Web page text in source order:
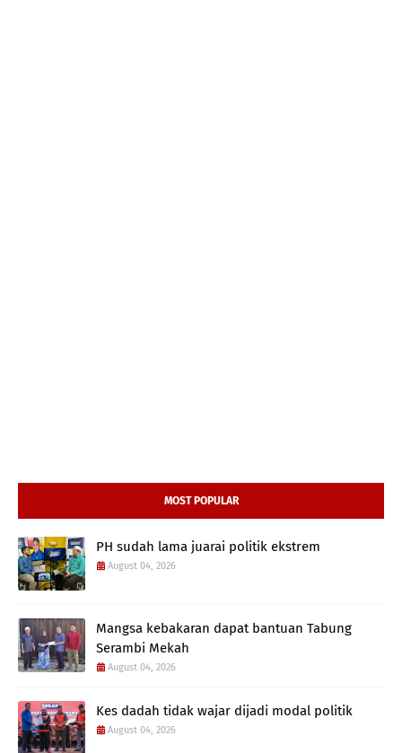
MOST POPULAR
PH sudah lama juarai politik ekstrem
August 04, 2026
Mangsa kebakaran dapat bantuan Tabung
Serambi Mekah
August 04, 2026
Kes dadah tidak wajar dijadi modal politik
August 04, 2026